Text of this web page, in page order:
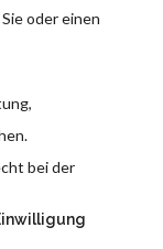
oder einen
bei der